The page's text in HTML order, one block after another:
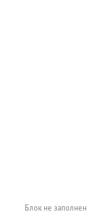
Блок не заполнен